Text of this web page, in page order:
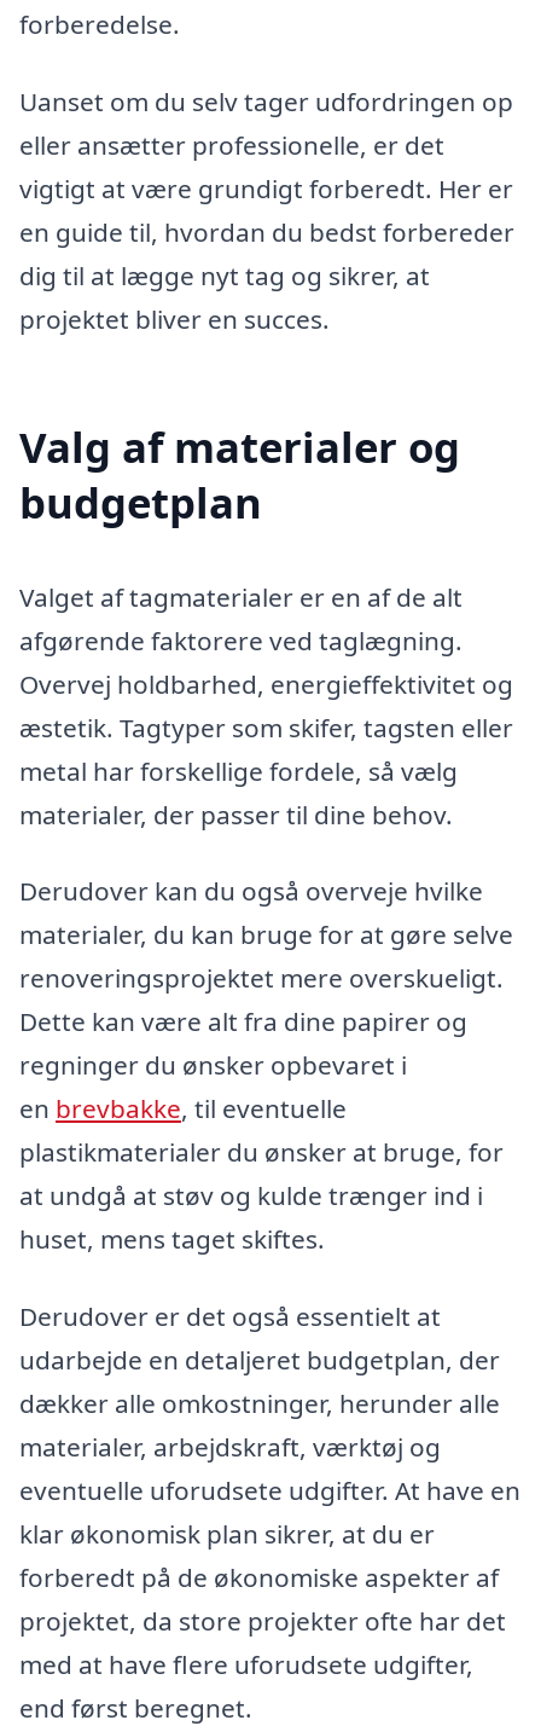
forberedelse.
Uanset om du selv tager udfordringen op
eller ansætter professionelle, er det
vigtigt at være grundigt forberedt. Her er
en guide til, hvordan du bedst forbereder
dig til at lægge nyt tag og sikrer, at
projektet bliver en succes.
Valg af materialer og
budgetplan
Valget af tagmaterialer er en af de alt
afgørende faktorere ved taglægning.
Overvej holdbarhed, energieffektivitet og
æstetik. Tagtyper som skifer, tagsten eller
metal har forskellige fordele, så vælg
materialer, der passer til dine behov.
Derudover kan du også overveje hvilke
materialer, du kan bruge for at gøre selve
renoveringsprojektet mere overskueligt.
Dette kan være alt fra dine papirer og
regninger du ønsker opbevaret i
en brevbakke, til eventuelle
plastikmaterialer du ønsker at bruge, for
at undgå at støv og kulde trænger ind i
huset, mens taget skiftes.
Derudover er det også essentielt at
udarbejde en detaljeret budgetplan, der
dækker alle omkostninger, herunder alle
materialer, arbejdskraft, værktøj og
eventuelle uforudsete udgifter. At have en
klar økonomisk plan sikrer, at du er
forberedt på de økonomiske aspekter af
projektet, da store projekter ofte har det
med at have flere uforudsete udgifter,
end først beregnet.